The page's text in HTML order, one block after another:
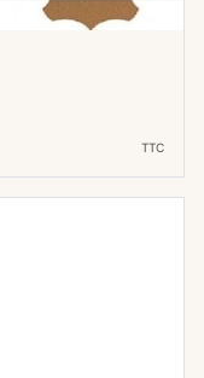
nécessite une
artisans
pour
des
TTC